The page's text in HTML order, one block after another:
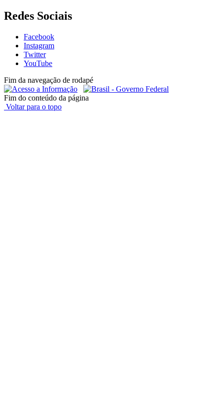
Redes Sociais
Facebook
Instagram
Twitter
YouTube
Fim da navegação de rodapé
Fim do conteúdo da página
Voltar para o topo